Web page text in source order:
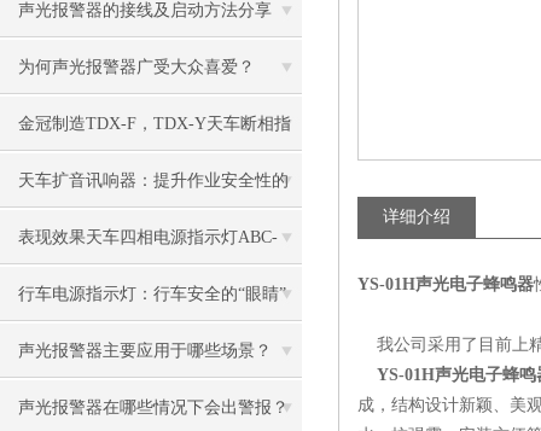
声光报警器的接线及启动方法分享
为何声光报警器广受大众喜爱？
金冠制造TDX-F，TDX-Y天车断相指
示灯
天车扩音讯响器：提升作业安全性的
关键设备
表现效果天车四相电源指示灯ABC-
HCX-150
行车电源指示灯：行车安全的“眼睛”
声光报警器主要应用于哪些场景？
声光报警器在哪些情况下会出警报？
详细介绍
YS-01H声光电子蜂鸣器
我公司采用了目前上
YS-01H声光电子蜂鸣
成，结构设计新颖、美